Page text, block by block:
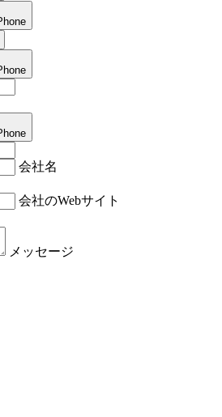
会社名
会社のWebサイト
メッセージ